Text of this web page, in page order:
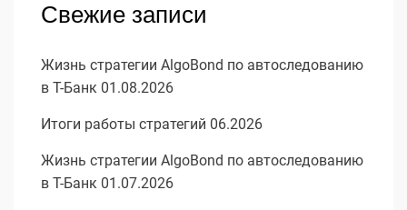
Свежие записи
Жизнь стратегии AlgoBond по автоследованию
в Т-Банк 01.08.2026
Итоги работы стратегий 06.2026
Жизнь стратегии AlgoBond по автоследованию
в Т-Банк 01.07.2026